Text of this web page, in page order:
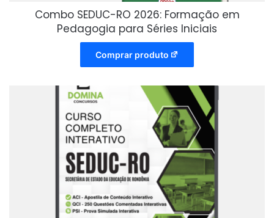
Combo SEDUC-RO 2026: Formação em
Pedagogia para Séries Iniciais
Comprar produto